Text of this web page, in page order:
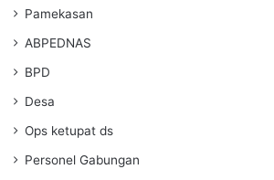
Pamekasan
ABPEDNAS
BPD
Desa
Ops ketupat ds
Personel Gabungan